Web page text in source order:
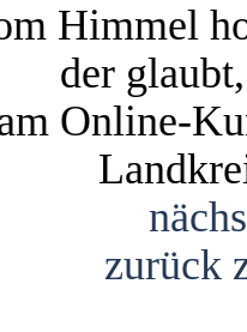
Himmel
der
Online-
zurück